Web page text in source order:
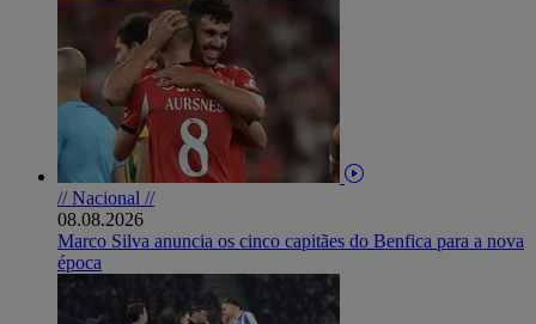
// Nacional //
08.08.2026
Marco Silva anuncia os cinco capitães do Benfica para a nova
época